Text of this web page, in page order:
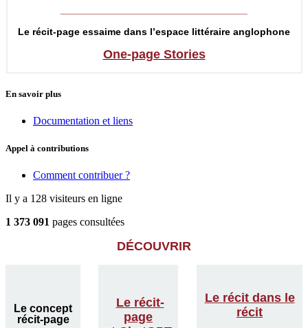
Le récit-page essaime dans l’espace littéraire anglophone
One-page Stories
En savoir plus
Documentation et liens
Appel à contributions
Comment contribuer ?
Il y a 128 visiteurs en ligne
1 373 091 pages consultées
DÉCOUVRIR
Le concept
récit-page
Le récit-
page
Le récit dans le
récit